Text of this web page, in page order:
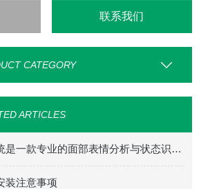
联系我们
CATEGORY
ARTICLES
面部表情分析系统是一款专业的面部表情分析与状态识别工具
装注意事项